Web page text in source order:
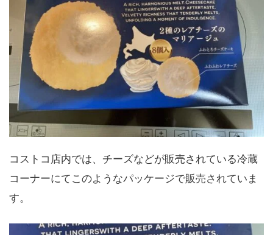
コストコ店内では、チーズなどが販売されている冷蔵
コーナーにてこのようなパッケージで販売されていま
す。